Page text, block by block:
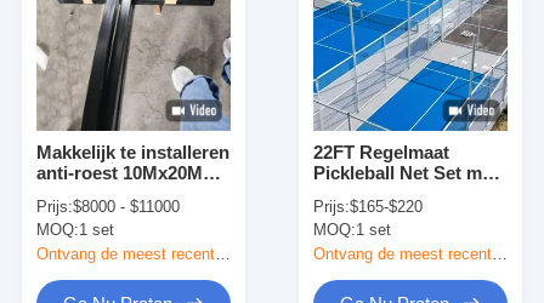
Makkelijk te installeren
anti-roest 10Mx20M
padel tennisbaan
Prijs:$8000 - $11000
MOQ:1 set
Ontvang de meest recente Prijs
22FT Regelmaat
Pickleball Net Set met
Eenvoudige Installatie
Prijs:$165-$220
MOQ:1 set